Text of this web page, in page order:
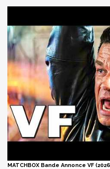
MATCHBOX Bande Annonce VF